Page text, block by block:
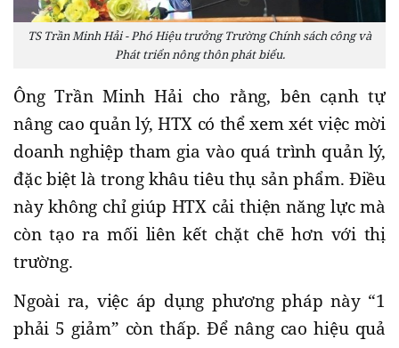
TS Trần Minh Hải - Phó Hiệu trưởng Trường Chính sách công và
Phát triển nông thôn phát biểu.
Ông Trần Minh Hải cho rằng, bên cạnh tự
nâng cao quản lý, HTX có thể xem xét việc mời
doanh nghiệp tham gia vào quá trình quản lý,
đặc biệt là trong khâu tiêu thụ sản phẩm. Điều
này không chỉ giúp HTX cải thiện năng lực mà
còn tạo ra mối liên kết chặt chẽ hơn với thị
trường.
Ngoài ra, việc áp dụng phương pháp này “1
phải 5 giảm” còn thấp. Để nâng cao hiệu quả